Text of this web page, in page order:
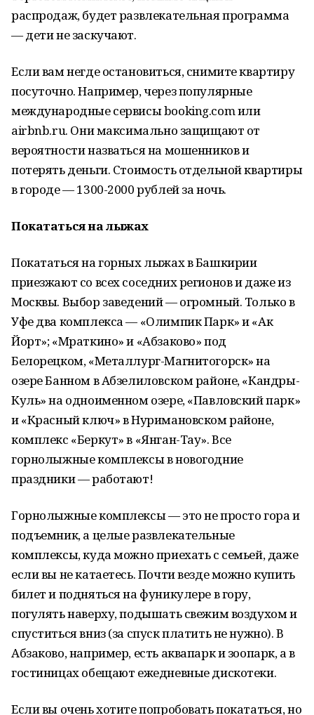
распродаж, будет развлекательная программа
— дети не заскучают.
Если вам негде остановиться, снимите квартиру
посуточно. Например, через популярные
международные сервисы booking.com или
airbnb.ru. Они максимально защищают от
вероятности назваться на мошенников и
потерять деньги. Стоимость отдельной квартиры
в городе — 1300-2000 рублей за ночь.
Покататься на лыжах
Покататься на горных лыжах в Башкирии
приезжают со всех соседних регионов и даже из
Москвы. Выбор заведений — огромный. Только в
Уфе два комплекса — «Олимпик Парк» и «Ак
Йорт»; «Мраткино» и «Абзаково» под
Белорецком, «Металлург-Магнитогорск» на
озере Банном в Абзелиловском районе, «Кандры-
Куль» на одноименном озере, «Павловский парк»
и «Красный ключ» в Нуримановском районе,
комплекс «Беркут» в «Янган-Тау». Все
горнолыжные комплексы в новогодние
праздники — работают!
Горнолыжные комплексы — это не просто гора и
подъемник, а целые развлекательные
комплексы, куда можно приехать с семьей, даже
если вы не катаетесь. Почти везде можно купить
билет и подняться на фуникулере в гору,
погулять наверху, подышать свежим воздухом и
спуститься вниз (за спуск платить не нужно). В
Абзаково, например, есть аквапарк и зоопарк, а в
гостиницах обещают ежедневные дискотеки.
Если вы очень хотите попробовать покататься, но